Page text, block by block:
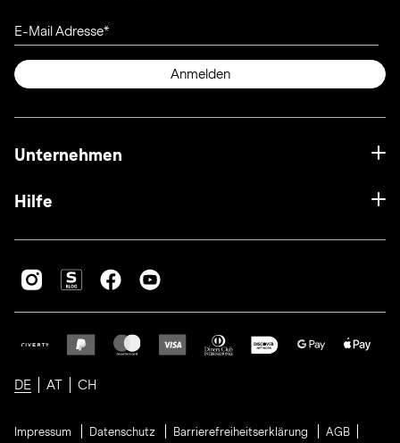
E-Mail Adresse
Anmelden
Unternehmen
Hilfe
DE AT CH
Impressum Datenschutz Barrierefreiheitserklärung AGB